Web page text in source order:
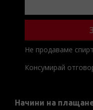
Не продаваме
Консумирай
Начини на